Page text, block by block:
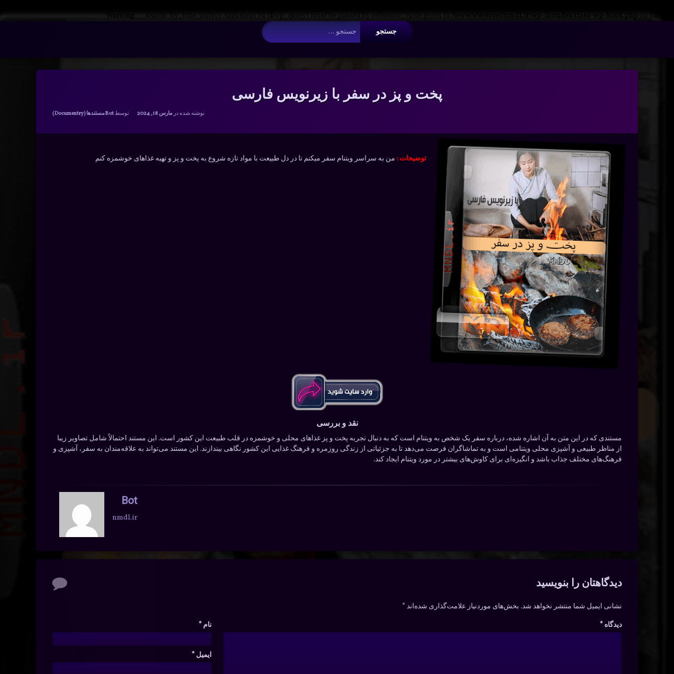
جستجو برای:
پخت و پز در سفر با زیرنویس فارسی
نوشته شده درمارس 18, 2024 توسطBotدسته بندی ها:
مستندها (Documentry)
توضیحات : من به سراسر ویتنام سفر میکنم تا در دل طبیعت با مواد تازه شروع به پخت و پز و تهیه غذاهای خوشمزه کنم
نقد و بررسی
مستندی که در این متن به آن اشاره شده، درباره سفر یک شخص به ویتنام است که به دنبال تجربه پخت و پز غذاهای محلی و خوشمزه در قلب طبیعت این کشور است. این مستند احتمالاً شامل تصاویر زیبا
از مناظر طبیعی و آشپزی محلی ویتنامی است و به تماشاگران فرصت می‌دهد تا به جزئیاتی از زندگی روزمره و فرهنگ غذایی این کشور نگاهی بیندازند. این مستند می‌تواند به علاقه‌مندان به سفر، آشپزی و
فرهنگ‌های مختلف جذاب باشد و انگیزه‌ای برای کاوش‌های بیشتر در مورد ویتنام ایجاد کند.
Bot
nmdl.ir
دیدگاه‌ها
دیدگاهتان را بنویسید
نشانی ایمیل شما منتشر نخواهد شد. بخش‌های موردنیاز علامت‌گذاری شده‌اند*
دیدگاه * نام *
ایمیل *